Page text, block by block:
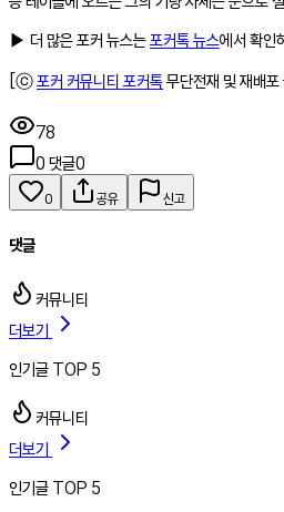
▶ 더 많은 포커 뉴스는포커톡 뉴스에서 확인
[ⓒ포커 커뮤니티 포커톡무단전재 및 재배포
78
0 댓글0
0 공유 신고
댓글
커뮤니티
더보기
인기글 TOP 5
커뮤니티
더보기
인기글 TOP 5